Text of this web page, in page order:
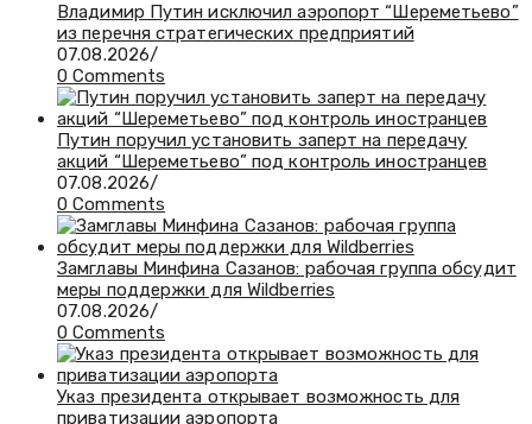
Владимир Путин исключил аэропорт “Шереметьево”
из перечня стратегических предприятий
07.08.2026/
0 Comments
Путин поручил установить заперт на передачу
акций “Шереметьево” под контроль иностранцев
07.08.2026/
0 Comments
Замглавы Минфина Сазанов: рабочая группа обсудит
меры поддержки для Wildberries
07.08.2026/
0 Comments
Указ президента открывает возможность для
приватизации аэропорта